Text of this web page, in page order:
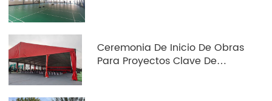
Ceremonia De Inicio De Obras
Para Proyectos Clave De